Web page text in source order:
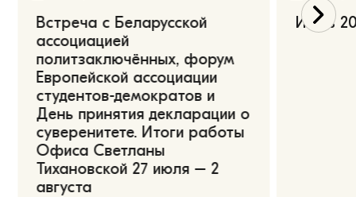
Встреча с Беларусской
ассоциацией
политзаключённых, форум
Европейской ассоциации
студентов-демократов и
День принятия декларации о
суверенитете. Итоги работы
Офиса Светланы
Тихановской 27 июля – 2
августа
Июль